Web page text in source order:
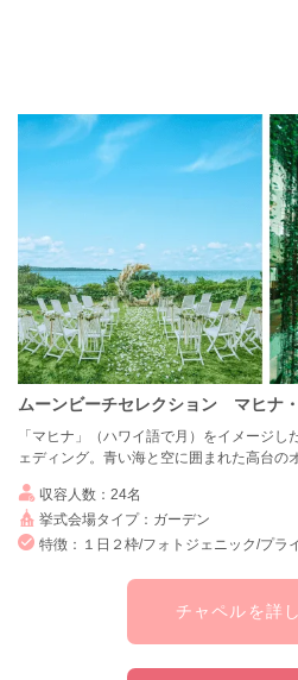
ムーンビーチセレクション マヒナ
「マヒナ」（ハワイ語で月）をイメージ
ェディング。青い海と空に囲まれた高台の
収容人数：24名
挙式会場タイプ：ガーデン
特徴：１日２枠/フォトジェニック/プラ
チャペルを詳